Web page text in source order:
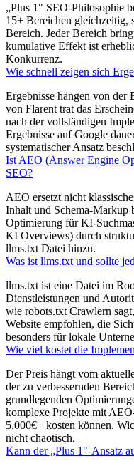
„Plus 1" SEO-Philosophie
15+ Bereichen gleichzeitig,
Bereich. Jeder Bereich
kumulative Effekt ist
Konkurrenz.
Wie schnell zeigen sich
Ergebnisse hängen von
von Flarent trat das
nach der vollständigen
Ergebnisse auf Google
systematischer Ansatz
Ist AEO (Answer Engine
SEO?
AEO ersetzt nicht
Inhalt und Schema-Markup
Optimierung für KI-
KI Overviews) durch
llms.txt Datei hinzu.
Was ist llms.txt und sollte
llms.txt ist eine Datei im
Dienstleistungen und
wie robots.txt Crawlern
Website empfohlen, die
besonders für lokale
Wie viel kostet die
Der Preis hängt vom
der zu verbessernden
grundlegenden
komplexe Projekte mit
5.000€+ kosten können.
nicht chaotisch.
Kann der „Plus 1"-Ansatz